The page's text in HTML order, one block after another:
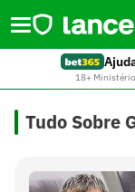
18+
Tudo Sobre